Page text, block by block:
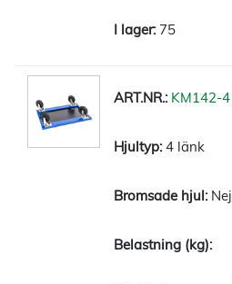
75
KM142-4
4 länk
Nej